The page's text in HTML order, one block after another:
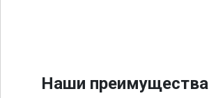
Наши преимущества